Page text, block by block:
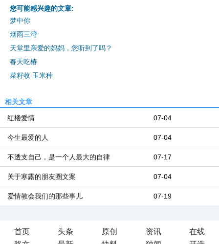
您可能感兴趣的文章:
梦中你
烟雨三湾
天堂里亲爱的妈妈，您听到了吗？
春天吃椿
菜籽收 玉米种
相关文章
07-04
红楼爱情
07-04
今生最爱的人
07-17
不透支自己，是一个人最大的自律
07-04
关于寒露的朋友圈文案
07-19
爱情教会我们的那些事儿
首页 头条 原创 资讯
在线